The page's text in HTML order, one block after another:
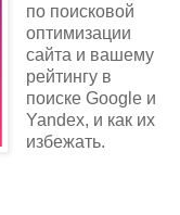
по поисковой
оптимизации
сайта и вашему
рейтингу в
поиске Google и
Yandex, и как их
избежать.